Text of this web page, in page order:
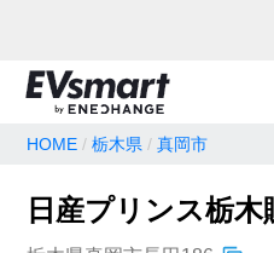
地名・観光スポット・住所
HOME 栃木県 真岡市
日産プリンス栃木